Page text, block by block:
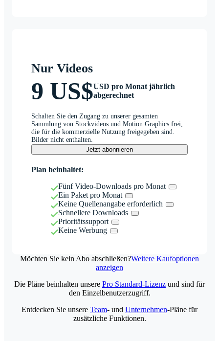
Nur Videos
9 US$USD pro Monat jährlich
abgerechnet
Schalten Sie den Zugang zu unserer gesamten
Sammlung von Stockvideos und Motion Graphics frei,
die für die kommerzielle Nutzung freigegeben sind.
Bilder nicht enthalten.
Jetzt abonnieren
Plan beinhaltet:
Fünf Video-Downloads pro Monat
Ein Paket pro Monat
Keine Quellenangabe erforderlich
Schnellere Downloads
Prioritätssupport
Keine Werbung
Möchten Sie kein Abo abschließen?Weitere Kaufoptionen
anzeigen
Die Pläne beinhalten unsere Pro Standard-Lizenz und sind für
den Einzelbenutzerzugriff.
Entdecken Sie unsere Team- und Unternehmen-Pläne für
zusätzliche Funktionen.